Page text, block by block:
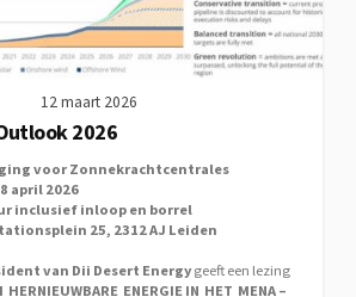
12 maart 2026
2026
voor Zonnekrachtcentrales
april 2026
inclusief inloop en borrel
25, 2312 AJ Leiden
van Dii Desert Energy geeft een lezing
HERNIEUWBARE ENERGIE IN HET MENA –